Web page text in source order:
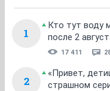
1
Кто тут воду
после 2
17 411
2
«Привет,
страшном